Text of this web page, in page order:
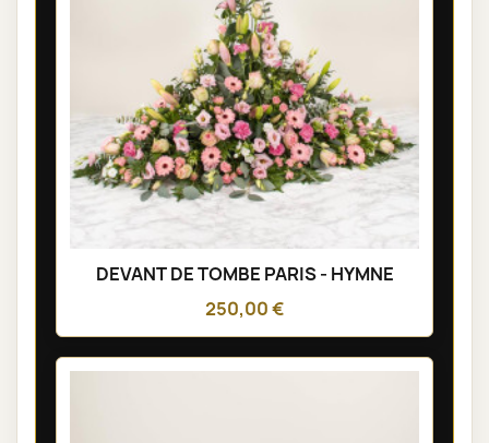
DEVANT DE TOMBE PARIS - HYMNE
250,00 €